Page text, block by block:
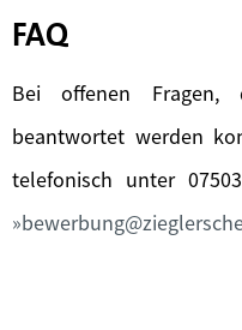
FAQ
Bei offenen
beantwortet werden
telefonisch unter